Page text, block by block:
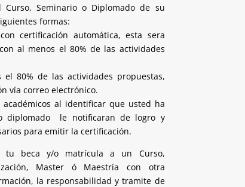
Curso, Seminario o Diplomado de su
formas:
certificación automática, esta sera
al menos el 80% de las actividades
80% de las actividades propuestas,
vía correo electrónico.
al identificar que usted ha
diplomado le notificaran de logro y
para emitir la certificación.
tu beca y/o matrícula a un Curso,
Master ó Maestría con otra
la responsabilidad y tramite de